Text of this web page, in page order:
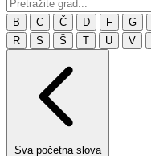
B C Č D F G
R
S Š T U V
Sva početna slova